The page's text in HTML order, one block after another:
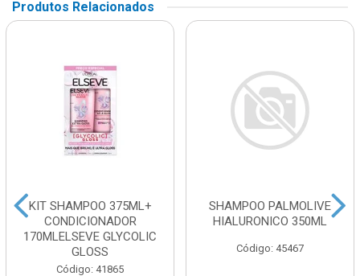
Produtos Relacionados
KIT SHAMPOO 375ML+
CONDICIONADOR
170MLELSEVE GLYCOLIC
GLOSS
Código: 41865
SHAMPOO PALMOLIVE
HIALURONICO 350ML
Código: 45467